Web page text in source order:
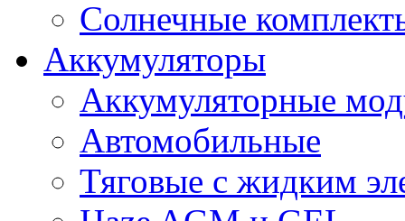
Солнечные
Аккумуляторы
Аккумуляторные
Автомобильные
Тяговые с жидким